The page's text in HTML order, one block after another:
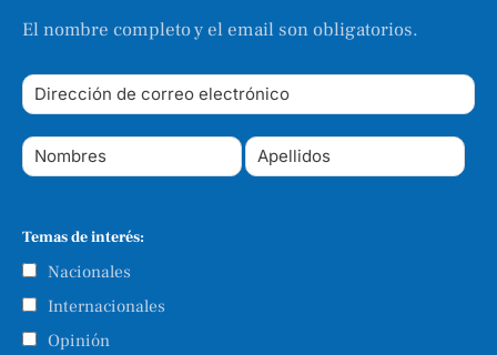
El nombre completo y el email son obligatorios.
Temas de interés:
Nacionales
Internacionales
Opinión